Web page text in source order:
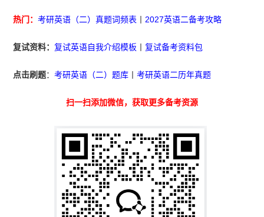
热门：考研英语（二）真题词频表 2027英语二备考攻略
复试资料：复试英语自我介绍模板 丨复试备考资料包
点击刷题：考研英语（二）题库 丨考研英语二历年真题
扫一扫添加微信，获取更多备考资源